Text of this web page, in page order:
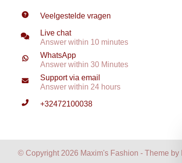
Veelgestelde vragen
Live chat
Answer within 10 minutes
WhatsApp
Answer within 30 Minutes
Support via email
Answer within 24 hours
+32472100038
© Copyright 2026 Maxim's Fashion - Theme by